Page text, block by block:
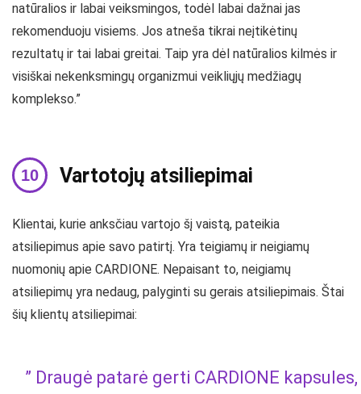
natūralios ir labai veiksmingos, todėl labai dažnai jas
rekomenduoju visiems. Jos atneša tikrai neįtikėtinų
rezultatų ir tai labai greitai. Taip yra dėl natūralios kilmės ir
visiškai nekenksmingų organizmui veikliųjų medžiagų
komplekso.”
Vartotojų atsiliepimai
Klientai, kurie anksčiau vartojo šį vaistą, pateikia
atsiliepimus apie savo patirtį. Yra teigiamų ir neigiamų
nuomonių apie CARDIONE. Nepaisant to, neigiamų
atsiliepimų yra nedaug, palyginti su gerais atsiliepimais. Štai
šių klientų atsiliepimai:
” Draugė patarė gerti CARDIONE kapsules,